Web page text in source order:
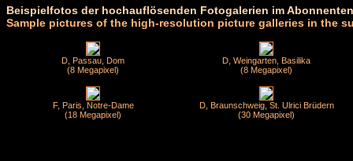
Beispielfotos der hochauflösenden Fotogalerien im
Sample pictures of the high-resolution picture galleries in the
D, Passau, Dom
(8 Megapixel)
D, Weingarten, Basilika
(8 Megapixel)
F, Paris, Notre-Dame
(18 Megapixel)
D, Braunschweig, St. Ulrici Brüdern
(30 Megapixel)